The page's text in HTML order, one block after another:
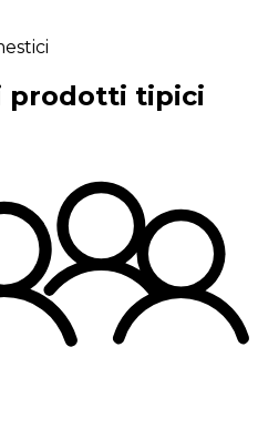
prodotti tipici